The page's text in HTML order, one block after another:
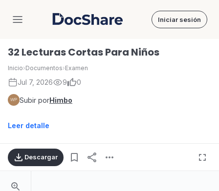
DocShare Iniciar sesión
32 Lecturas Cortas Para Niños
Inicio›Documentos›Examen
Jul 7, 2026 9 0
Subir porHimbo
Leer detalle
Descargar